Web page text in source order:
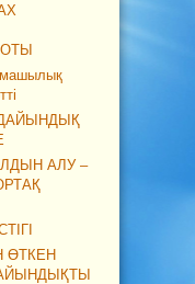
АЛУ –
ӨТКЕН